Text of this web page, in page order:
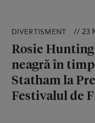
DIVERTISMENT // 23
Rosie
neagră în
Statham la
Festivalul de